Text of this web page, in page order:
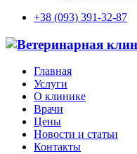
+38 (093) 391-32-87
Главная
Услуги
О клинике
Врачи
Цены
Новости и статьи
Контакты